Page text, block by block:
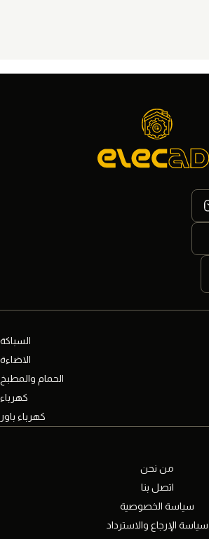
السباكة
الاضاءة
الحمام والمطبخ
كهرباء
كهرباء باور
من نحن
اتصل بنا
سياسة الخصوصية
سياسة الإرجاع والاسترداد